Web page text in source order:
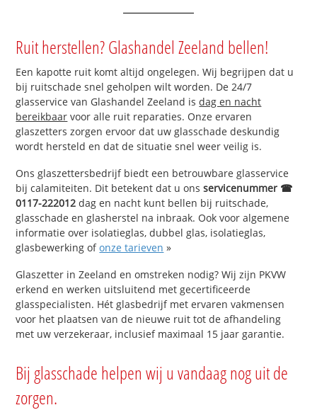
Ruit herstellen? Glashandel Zeeland bellen!
Een kapotte ruit komt altijd ongelegen. Wij begrijpen dat u
bij ruitschade snel geholpen wilt worden. De 24/7
glasservice van Glashandel Zeeland isdag en nacht
bereikbaar voor alle ruit reparaties. Onze ervaren
glaszetters zorgen ervoor dat uw glasschade deskundig
wordt hersteld en dat de situatie snel weer veilig is.
Ons glaszettersbedrijf biedt een betrouwbare glasservice
bij calamiteiten. Dit betekent dat u onsservicenummer ☎
0117-222012 dag en nacht kunt bellen bij ruitschade,
glasschade en glasherstel na inbraak. Ook voor algemene
informatie over isolatieglas, dubbel glas, isolatieglas,
glasbewerking ofonze tarieven »
Glaszetter in Zeeland en omstreken nodig? Wij zijn PKVW
erkend en werken uitsluitend met gecertificeerde
glasspecialisten. Hét glasbedrijf met ervaren vakmensen
voor het plaatsen van de nieuwe ruit tot de afhandeling
met uw verzekeraar, inclusief maximaal 15 jaar garantie.
Bij glasschade helpen wij u vandaag nog uit de
zorgen.